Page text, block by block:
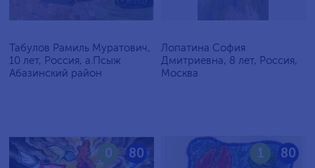
Табулов Рамиль Муратович,
10 лет, Россия, а.Псыж
Абазинский район
Лопатина София
Дмитриевна, 8 лет, Россия,
Москва
80
0 80
1